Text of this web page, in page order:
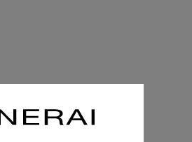
技術特性